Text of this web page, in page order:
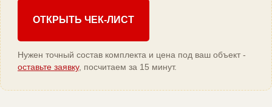
ОТКРЫТЬ ЧЕК-ЛИСТ
Нужен точный состав комплекта и цена под ваш объект -
оставьте заявку, посчитаем за 15 минут.